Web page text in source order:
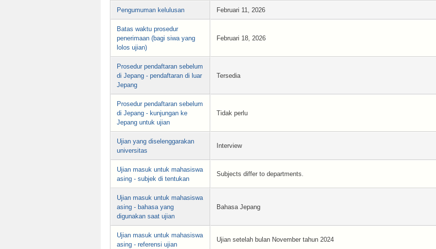
Pengumuman kelulusan Februari 11, 2026
Batas waktu prosedur
penerimaan (bagi siwa yang
lolos ujian)
Februari 18, 2026
Prosedur pendaftaran sebelum
di Jepang - pendaftaran di luar
Jepang
Tersedia
Prosedur pendaftaran sebelum
di Jepang - kunjungan ke
Jepang untuk ujian
Tidak perlu
Ujian yang diselenggarakan
universitas
Interview
Ujian masuk untuk mahasiswa
asing - subjek di tentukan
Subjects differ to departments.
Ujian masuk untuk mahasiswa
asing - bahasa yang
digunakan saat ujian
Bahasa Jepang
Ujian masuk untuk mahasiswa
asing - referensi ujian
Ujian setelah bulan November tahun 2024